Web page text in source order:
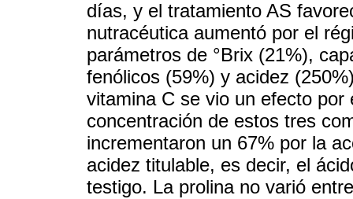
días, y el tratamiento AS
nutracéutica aumentó por el
parámetros de °Brix (21%),
fenólicos (59%) y acidez
vitamina C se vio un efecto por
concentración de estos tres
incrementaron un 67% por la
acidez titulable, es decir, el
testigo. La prolina no varió